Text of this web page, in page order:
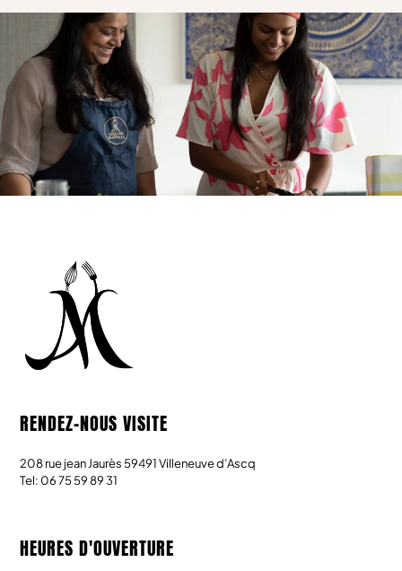
o
r
a
m
RENDEZ-NOUS VISITE
208 rue jean Jaurès 59491 Villeneuve d’Ascq
Tel: 06 75 59 89 31
HEURES D'OUVERTURE